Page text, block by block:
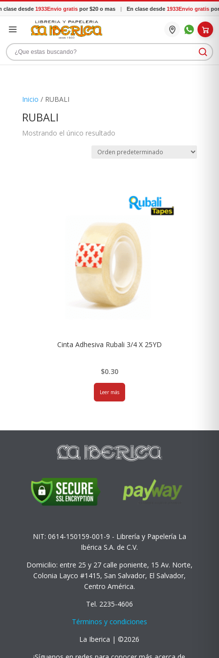
desde1933Envio gratispor $20 o mas En clase desde1933Envio gratispor
Buscar productos
Inicio / RUBALI
RUBALI
Mostrando el único resultado
Cinta Adhesiva Rubali 3/4 X 25YD
$0.30
Leer más
NIT: 0614-150159-001-9 - Librería y Papelería La
Ibérica S.A. de C.V.
Domicilio: entre 25 y 27 calle poniente, 15 Av. Norte,
Colonia Layco #1415, San Salvador, El Salvador,
Centro América.
Tel. 2235-4606
Términos y condiciones
La Iberica | ©2026